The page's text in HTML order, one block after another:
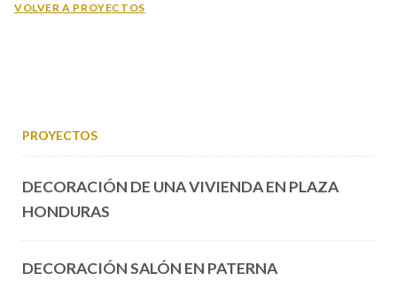
VOLVER A PROYECTOS
PROYECTOS
DECORACIÓN DE UNA VIVIENDA EN PLAZA
HONDURAS
DECORACIÓN SALÓN EN PATERNA